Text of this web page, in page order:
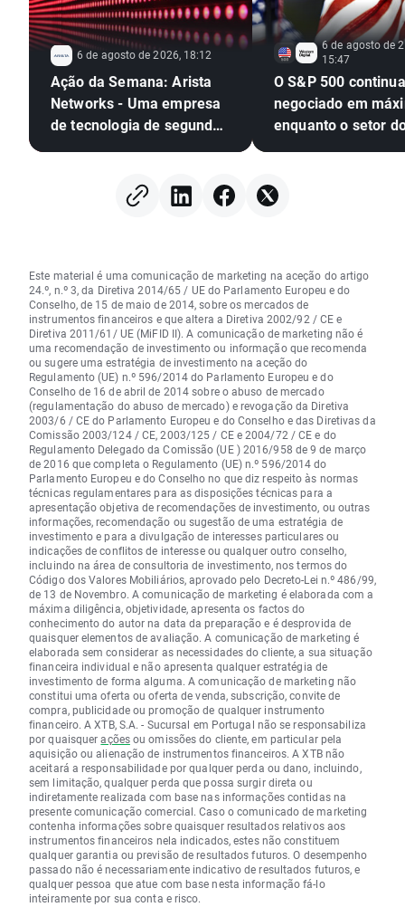
6 de agosto de 2026, 18:12
Ação da Semana: Arista
Networks - Uma empresa
de tecnologia de segundo
6 de agosto de
15:47
O S&P 500
negociado em
enquanto o setor
Este material é uma comunicação de marketing na aceção do artigo
24.º, n.º 3, da Diretiva 2014/65 / UE do Parlamento Europeu e do
Conselho, de 15 de maio de 2014, sobre os mercados de
instrumentos financeiros e que altera a Diretiva 2002/92 / CE e
Diretiva 2011/61/ UE (MiFID II). A comunicação de marketing não é
uma recomendação de investimento ou informação que recomenda
ou sugere uma estratégia de investimento na aceção do
Regulamento (UE) n.º 596/2014 do Parlamento Europeu e do
Conselho de 16 de abril de 2014 sobre o abuso de mercado
(regulamentação do abuso de mercado) e revogação da Diretiva
2003/6 / CE do Parlamento Europeu e do Conselho e das Diretivas da
Comissão 2003/124 / CE, 2003/125 / CE e 2004/72 / CE e do
Regulamento Delegado da Comissão (UE ) 2016/958 de 9 de março
de 2016 que completa o Regulamento (UE) n.º 596/2014 do
Parlamento Europeu e do Conselho no que diz respeito às normas
técnicas regulamentares para as disposições técnicas para a
apresentação objetiva de recomendações de investimento, ou outras
informações, recomendação ou sugestão de uma estratégia de
investimento e para a divulgação de interesses particulares ou
indicações de conflitos de interesse ou qualquer outro conselho,
incluindo na área de consultoria de investimento, nos termos do
Código dos Valores Mobiliários, aprovado pelo Decreto-Lei n.º 486/99,
de 13 de Novembro. A comunicação de marketing é elaborada com a
máxima diligência, objetividade, apresenta os factos do
conhecimento do autor na data da preparação e é desprovida de
quaisquer elementos de avaliação. A comunicação de marketing é
elaborada sem considerar as necessidades do cliente, a sua situação
financeira individual e não apresenta qualquer estratégia de
investimento de forma alguma. A comunicação de marketing não
constitui uma oferta ou oferta de venda, subscrição, convite de
compra, publicidade ou promoção de qualquer instrumento
financeiro. A XTB, S.A. - Sucursal em Portugal não se responsabiliza
por quaisqueraçõesou omissões do cliente, em particular pela
aquisição ou alienação de instrumentos financeiros. A XTB não
aceitará a responsabilidade por qualquer perda ou dano, incluindo,
sem limitação, qualquer perda que possa surgir direta ou
indiretamente realizada com base nas informações contidas na
presente comunicação comercial. Caso o comunicado de marketing
contenha informações sobre quaisquer resultados relativos aos
instrumentos financeiros nela indicados, estes não constituem
qualquer garantia ou previsão de resultados futuros. O desempenho
passado não é necessariamente indicativo de resultados futuros, e
qualquer pessoa que atue com base nesta informação fá-lo
inteiramente por sua conta e risco.